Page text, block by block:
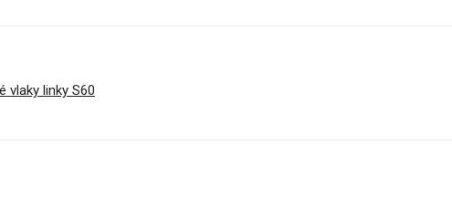
vlaky linky S60